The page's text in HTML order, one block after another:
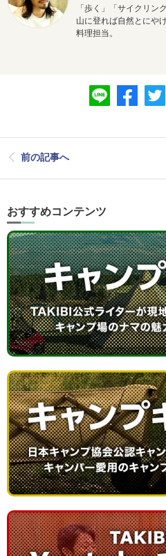
「歩く」「サイクリン
山に登れば自然とにや
料理担当。
前の記事へ
おすすめコンテンツ